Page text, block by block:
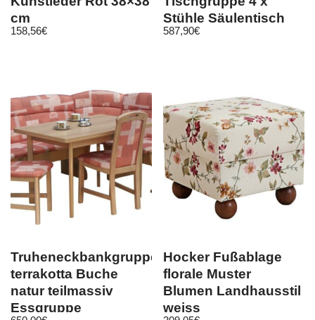
cm
158,56€
Stühle Säulentisch
Esszimmergarnitur
587,90€
Truheneckbankgruppe
terrakotta Buche
natur teilmassiv
Essgruppe
Hocker Fußablage
florale Muster
Blumen Landhausstil
weiss